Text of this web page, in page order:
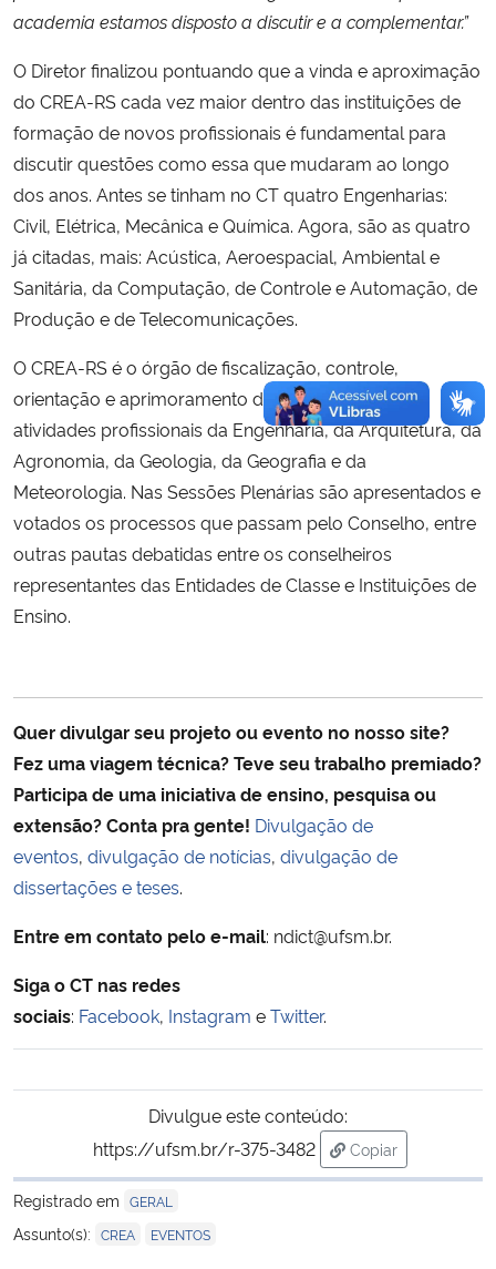
academia estamos disposto a discutir e a complementar.”
O Diretor finalizou pontuando que a vinda e aproximação
do CREA-RS cada vez maior dentro das instituições de
formação de novos profissionais é fundamental para
discutir questões como essa que mudaram ao longo
dos anos. Antes se tinham no CT quatro Engenharias:
Civil, Elétrica, Mecânica e Química. Agora, são as quatro
já citadas, mais: Acústica, Aeroespacial, Ambiental e
Sanitária, da Computação, de Controle e Automação, de
Produção e de Telecomunicações.
O CREA-RS é o órgão de fiscalização, controle,
orientação e aprimoramento do exercício e das
atividades profissionais da Engenharia, da Arquitetura, da
Agronomia, da Geologia, da Geografia e da
Meteorologia. Nas Sessões Plenárias são apresentados e
votados os processos que passam pelo Conselho, entre
outras pautas debatidas entre os conselheiros
representantes das Entidades de Classe e Instituições de
Ensino.
Quer divulgar seu projeto ou evento no nosso site?
Fez uma viagem técnica? Teve seu trabalho premiado?
Participa de uma iniciativa de ensino, pesquisa ou
extensão?Conta pra gente! Divulgação de
eventos, divulgação de notícias, divulgação de
dissertações e teses.
Entre em contato pelo e-mail: ndict@ufsm.br.
Siga o CT nas redes
sociais: Facebook, Instagram eTwitter.
Divulgue este conteúdo:
https://ufsm.br/r-375-3482
Copiar
para área de
Registrado em GERAL
Assunto(s): CREA EVENTOS